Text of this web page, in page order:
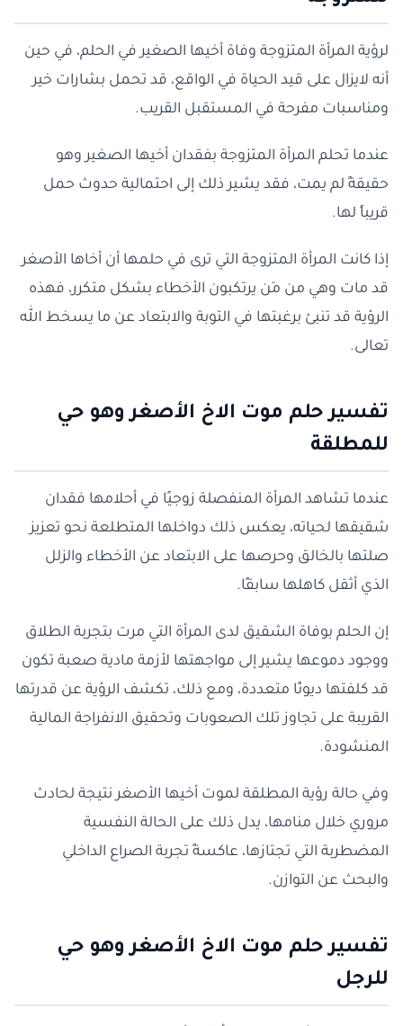
لرؤية المرأة المتزوجة وفاة أخيها الصغير في الحلم، في حين
أنه لايزال على قيد الحياة في الواقع، قد تحمل بشارات خير
ومناسبات مفرحة في المستقبل القريب.
عندما تحلم المرأة المتزوجة بفقدان أخيها الصغير وهو
حقيقةً لم يمت، فقد يشير ذلك إلى احتمالية حدوث حمل
قريباً لها.
إذا كانت المرأة المتزوجة التي ترى في حلمها أن أخاها الأصغر
قد مات وهي من مَن يرتكبون الأخطاء بشكل متكرر، فهذه
الرؤية قد تنبئ برغبتها في التوبة والابتعاد عن ما يسخط الله
تعالى.
تفسير حلم موت الاخ الأصغر وهو حي
للمطلقة
عندما تشاهد المرأة المنفصلة زوجيًا في أحلامها فقدان
شقيقها لحياته، يعكس ذلك دواخلها المتطلعة نحو تعزيز
صلتها بالخالق وحرصها على الابتعاد عن الأخطاء والزلل
الذي أثقل كاهلها سابقًا.
إن الحلم بوفاة الشقيق لدى المرأة التي مرت بتجربة الطلاق
ووجود دموعها يشير إلى مواجهتها لأزمة مادية صعبة تكون
قد كلفتها ديونًا متعددة، ومع ذلك، تكشف الرؤية عن قدرتها
القريبة على تجاوز تلك الصعوبات وتحقيق الانفراجة المالية
المنشودة.
وفي حالة رؤية المطلقة لموت أخيها الأصغر نتيجة لحادث
مروري خلال منامها، يدل ذلك على الحالة النفسية
المضطربة التي تجتازها، عاكسةً تجربة الصراع الداخلي
والبحث عن التوازن.
تفسير حلم موت الاخ الأصغر وهو حي
للرجل